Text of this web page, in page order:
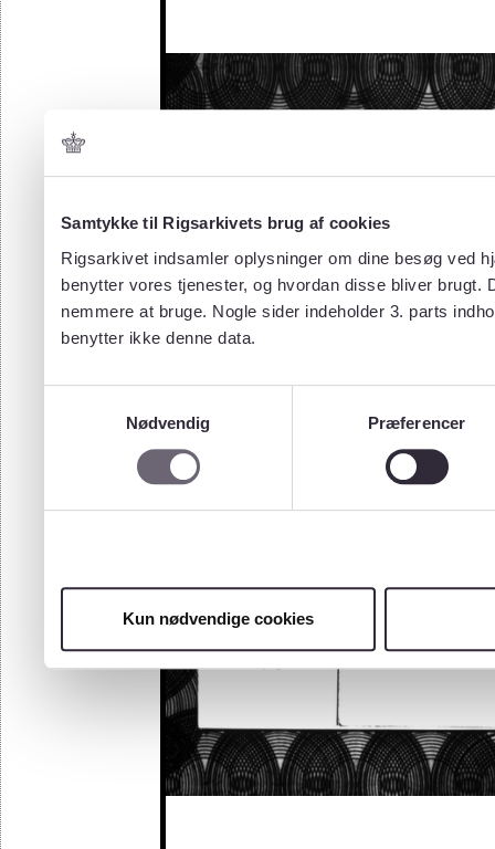
Samtykke til Rigsarkivets brug af cookies
Rigsarkivet indsamler oplysninger om dine besøg ved
benytter vores tjenester, og hvordan disse bliver
nemmere at bruge. Nogle sider indeholder 3. parts
benytter ikke denne data.
Nødvendig
Præferencer
Kun nødvendige cookies